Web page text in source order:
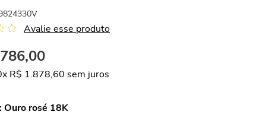
Avalie esse produto
786,00
x R$ 1.878,60 sem juros
Ouro rosé 18K